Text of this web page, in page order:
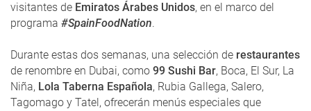
visitantes de Emiratos Árabes Unidos, en el marco del
programa #SpainFoodNation.
Durante estas dos semanas, una selección de restaurantes
de renombre en Dubai, como 99 Sushi Bar, Boca, El Sur, La
Niña, Lola Taberna Española, Rubia Gallega, Salero,
Tagomago y Tatel, ofrecerán menús especiales que